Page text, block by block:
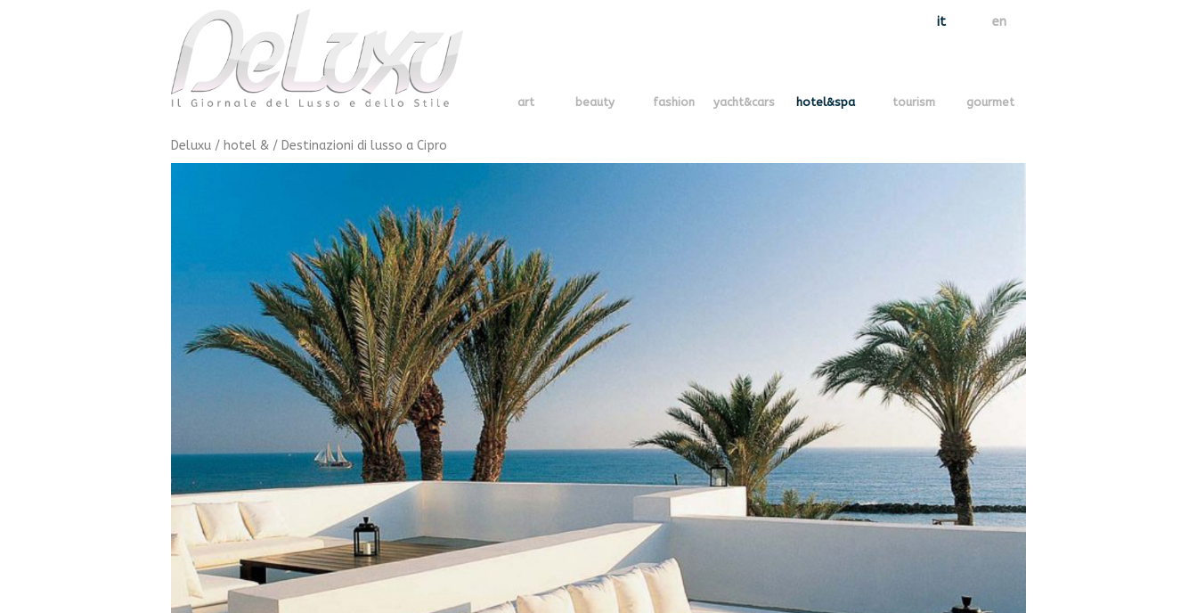
en
it
art beauty fashion yacht&cars hotel&spa tourism gourmet
Deluxu / hotel & / Destinazioni di lusso a Cipro